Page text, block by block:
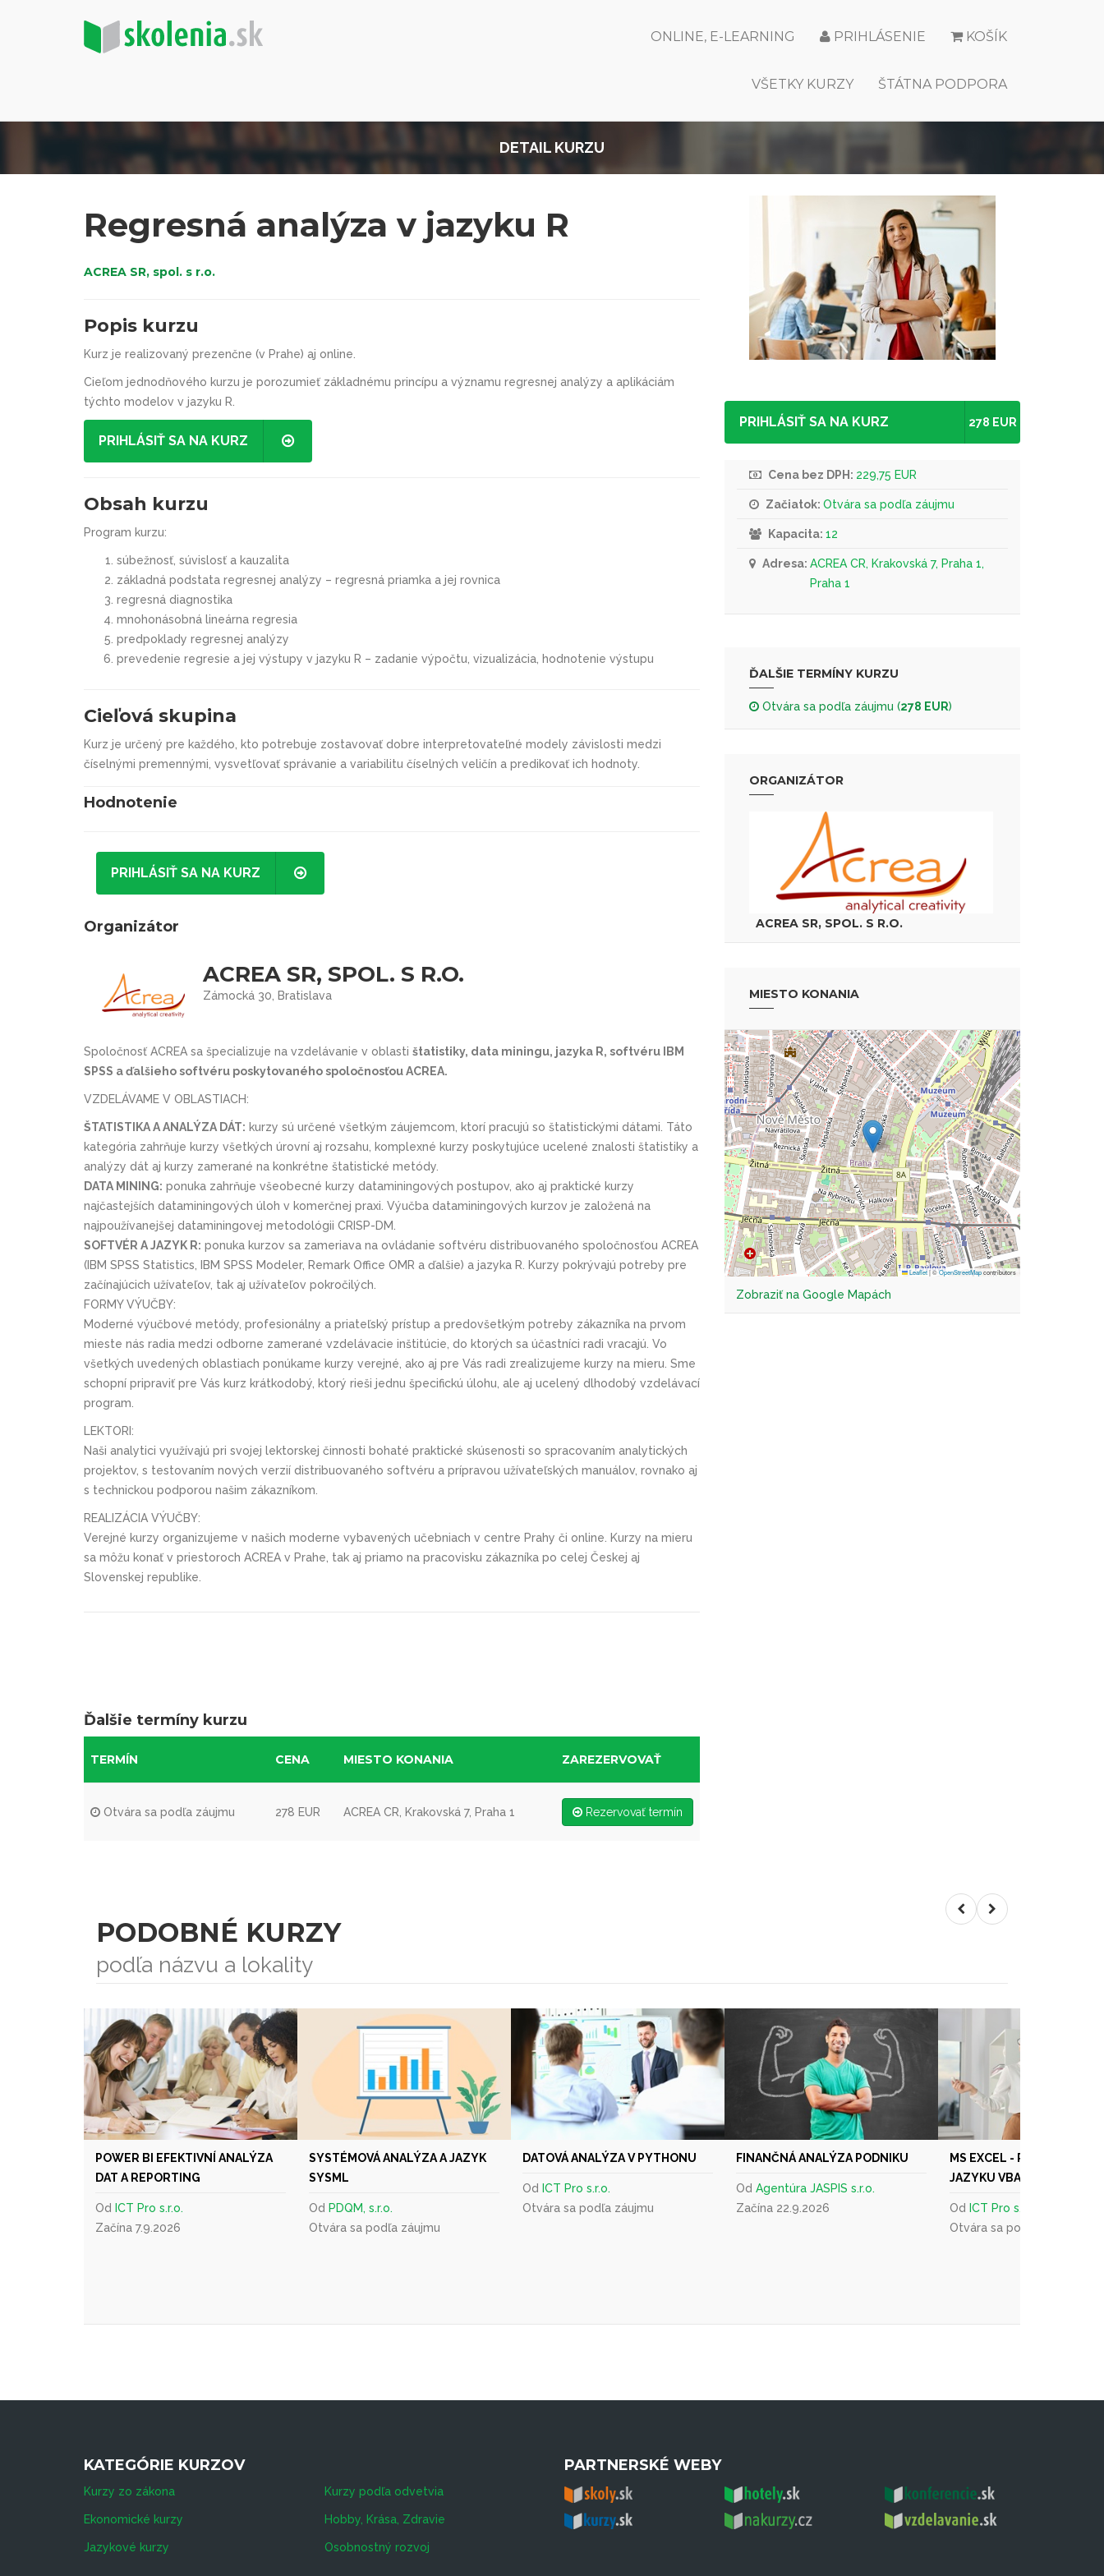
KOŠÍK
PRIHLÁSENIE
ONLINE, E-LEARNING
ŠTÁTNA PODPORA
VŠETKY KURZY
DETAIL KURZU
Regresná analýza v jazyku R
ACREA SR, spol. s r.o.
Popis kurzu
Kurz je realizovaný prezenčne (v Prahe) aj online.
Cieľom jednodňového kurzu je porozumieť základnému princípu a významu regresnej analýzy a aplikáciám
týchto modelov v jazyku R.
PRIHLÁSIŤ SA NA KURZ
Obsah kurzu
Program kurzu:
súbežnosť, súvislosť a kauzalita
základná podstata regresnej analýzy – regresná priamka a jej rovnica
regresná diagnostika
mnohonásobná lineárna regresia
predpoklady regresnej analýzy
prevedenie regresie a jej výstupy v jazyku R – zadanie výpočtu, vizualizácia, hodnotenie výstupu
Cieľová skupina
Kurz je určený pre každého, kto potrebuje zostavovať dobre interpretovateľné modely závislosti medzi
číselnými premennými, vysvetľovať správanie a variabilitu číselných veličín a predikovať ich hodnoty.
Hodnotenie
PRIHLÁSIŤ SA NA KURZ
Organizátor
ACREA SR, SPOL. S R.O.
Zámocká 30, Bratislava
Spoločnosť ACREA sa špecializuje na vzdelávanie v oblasti štatistiky, data miningu, jazyka R, softvéru IBM
SPSS a ďalšieho softvéru poskytovaného spoločnosťou AC­REA.
VZDELÁVAME V OBLASTIACH:
ŠTATISTIKA A ANALÝZA DÁT: kurzy sú určené všetkým záujemcom, ktorí pracujú so štatistickými dátami. Táto
kategória zahrňuje kurzy všetkých úrovní aj rozsahu, komplexné kurzy poskytujúce ucelené znalosti štatistiky a
analýzy dát aj kurzy zamerané na konkrétne štatistické metódy.
DATA MINING: ponuka zahrňuje všeobecné kurzy dataminingových postupov, ako aj praktické kurzy
najčastejších dataminingových úloh v komerčnej praxi. Výučba dataminingových kurzov je založená na
najpoužívanejšej dataminingovej metodológii CRISP-DM.
SOFTVÉR A JAZYK R: ponuka kurzov sa zameriava na ovládanie softvéru distribuovaného spoločnosťou ACREA
(IBM SPSS Statistics, IBM SPSS Modeler, Remark Office OMR a ďalšie) a jazyka R. Kurzy pokrývajú potreby pre
začínajúcich užívateľov, tak aj užívateľov pokročilých.
FORMY VÝUČBY:
Moderné výučbové metódy, profesionálny a priateľský prístup a predovšetkým potreby zákazníka na prvom
mieste nás radia medzi odborne zamerané vzdelávacie inštitúcie, do ktorých sa účastníci radi vracajú. Vo
všetkých uvedených oblastiach ponúkame kurzy verejné, ako aj pre Vás radi zrealizujeme kurzy na mieru. Sme
schopní pripraviť pre Vás kurz krátkodobý, ktorý rieši jednu špecifickú úlohu, ale aj ucelený dlhodobý vzdelávací
program.
LEKTORI:
Naši analytici využívajú pri svojej lektorskej činnosti bohaté praktické skúsenosti so spracovaním analytických
projektov, s testovaním nových verzií distribuovaného softvéru a prípravou užívateľských manuálov, rovnako aj
s technickou podporou našim zákazníkom.
REALIZÁCIA VÝUČBY:
Verejné kurzy organizujeme v našich moderne vybavených učebniach v centre Prahy či online. Kurzy na mieru
sa môžu konať v priestoroch ACREA v Prahe, tak aj priamo na pracovisku zákazníka po celej Českej aj
Slovenskej republike.
Ďalšie termíny kurzu
TERMÍN CENA MIESTO KONANIA ZAREZERVOVAŤ
Otvára sa podľa záujmu 278 EUR ACREA CR, Krakovská 7, Praha 1 Rezervovať termín
PRIHLÁSIŤ SA NA KURZ 278 EUR
Cena bez DPH: 229,75 EUR
Začiatok: Otvára sa podľa záujmu
Kapacita: 12
Adresa: ACREA CR, Krakovská 7, Praha 1,
Praha 1
ĎALŠIE TERMÍNY KURZU
Otvára sa podľa záujmu (278 EUR)
ORGANIZÁTOR
ACREA SR, SPOL. S R.O.
MIESTO KONANIA
Leaflet|©OpenStreetMapcontributors
Zobraziť na Google Mapách
PODOBNÉ KURZY
podľa názvu a lokality
POWER BI EFEKTIVNÍ ANALÝZA
DAT A REPORTING
Od ICT Pro s.r.o.
Začína 7.9.2026
SYSTÉMOVÁ ANALÝZA A JAZYK
SYSML
Od PDQM, s.r.o.
Otvára sa podľa záujmu
DATOVÁ ANALÝZA V PYTHONU
Od ICT Pro s.r.o.
Otvára sa podľa záujmu
FINANČNÁ ANALÝZA PODNIKU
Od Agentúra JASPIS s.r.o.
Začína 22.9.2026
MS EXCEL -
JAZYKU VBA
Od ICT Pro s.r.o.
Otvára sa podľa záujmu
KATEGÓRIE KURZOV
Kurzy zo zákona Kurzy podľa odvetvia
Ekonomické kurzy Hobby, Krása, Zdravie
Jazykové kurzy Osobnostný rozvoj
PARTNERSKÉ WEBY